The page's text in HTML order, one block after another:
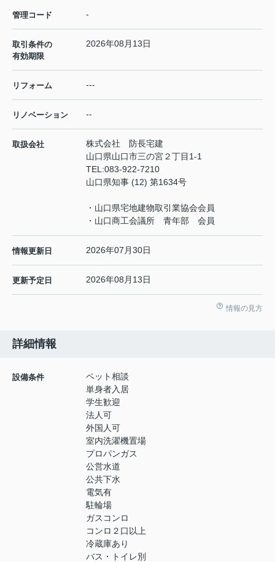
管理コード -
取引条件の
有効期限
2026年08月13日
リフォーム ---
リノベーション --
取扱会社
株式会社 防長宅建
山口県山口市三の宮２丁目1-1
TEL:083-922-7210
山口県知事 (12) 第1634号
・山口県宅地建物取引業協会会員
・山口商工会議所 青年部 会員
情報更新日 2026年07月30日
更新予定日 2026年08月13日
情報の見方
詳細情報
設備条件
ペット相談
単身者入居
学生歓迎
法人可
外国人可
室内洗濯機置場
プロパンガス
公営水道
公共下水
電気有
駐輪場
ガスコンロ
コンロ２口以上
冷蔵庫あり
バス・トイレ別